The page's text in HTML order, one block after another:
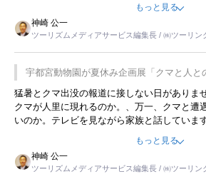
用してホテル代を浮かせていました。ただし
す。若い人が夜行バスで京都に行った、青森
が残らないのかなと思ってしまいます。
もっと見る
神崎 公一
ツーリズムメディアサービス編集長 / ㈱ツーリン
宇都宮動物園が夏休み企画展「クマと人と
開催
猛暑とクマ出没の報道に接しない日がありま
クマが人里に現れるのか。、万一、クマと遭
いのか。テレビを見ながら家族と話していま
んてことは、冗談でもいえません。そんな中
もっと見る
神崎 公一
ツーリズムメディアサービス編集長 / ㈱ツーリン